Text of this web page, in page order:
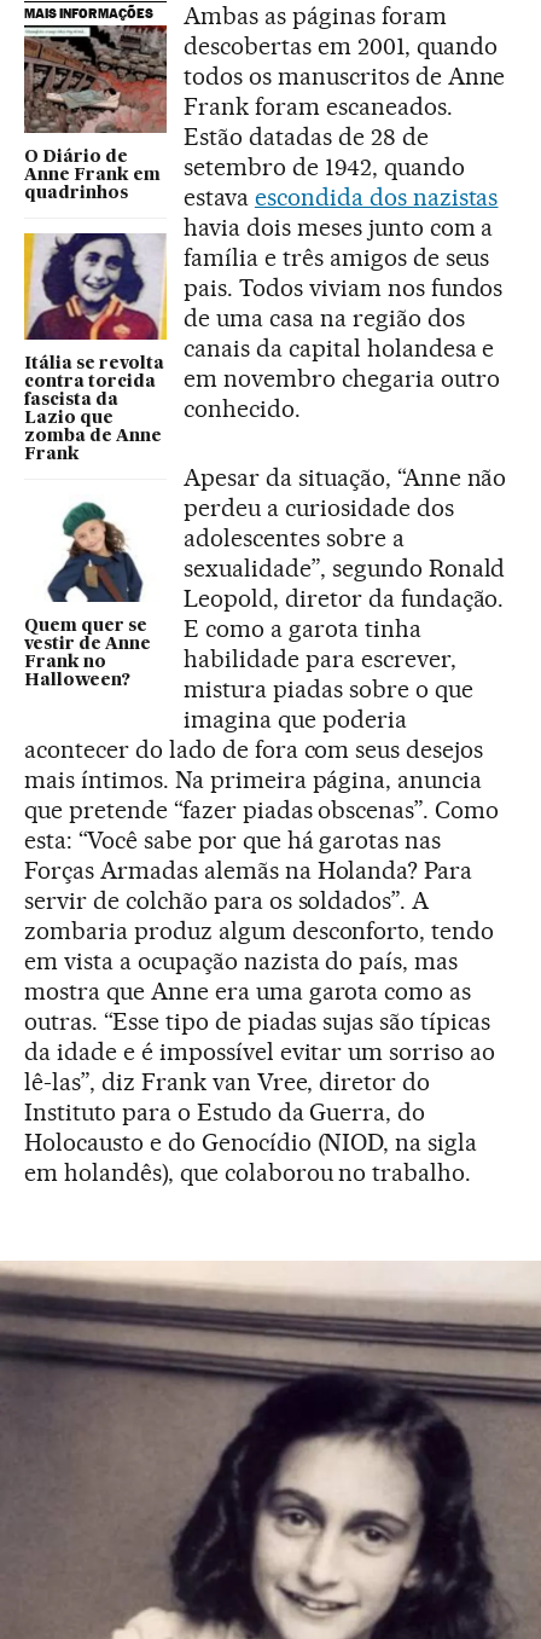
MAIS INFORMAÇÕES
O Diário de
Anne Frank em
quadrinhos
Itália se revolta
contra torcida
fascista da
Lazio que
zomba de Anne
Frank
Quem quer se
vestir de Anne
Frank no
Halloween?
Ambas as páginas foram
descobertas em 2001, quando
todos os manuscritos de Anne
Frank foram escaneados.
Estão datadas de 28 de
setembro de 1942, quando
estava escondida dos nazistas
havia dois meses junto com a
família e três amigos de seus
pais. Todos viviam nos fundos
de uma casa na região dos
canais da capital holandesa e
em novembro chegaria outro
conhecido.
Apesar da situação, “Anne não
perdeu a curiosidade dos
adolescentes sobre a
sexualidade”, segundo Ronald
Leopold, diretor da fundação.
E como a garota tinha
habilidade para escrever,
mistura piadas sobre o que
imagina que poderia
acontecer do lado de fora com seus desejos
mais íntimos. Na primeira página, anuncia
que pretende “fazer piadas obscenas”. Como
esta: “Você sabe por que há garotas nas
Forças Armadas alemãs na Holanda? Para
servir de colchão para os soldados”. A
zombaria produz algum desconforto, tendo
em vista a ocupação nazista do país, mas
mostra que Anne era uma garota como as
outras. “Esse tipo de piadas sujas são típicas
da idade e é impossível evitar um sorriso ao
lê-las”, diz Frank van Vree, diretor do
Instituto para o Estudo da Guerra, do
Holocausto e do Genocídio (NIOD, na sigla
em holandês), que colaborou no trabalho.